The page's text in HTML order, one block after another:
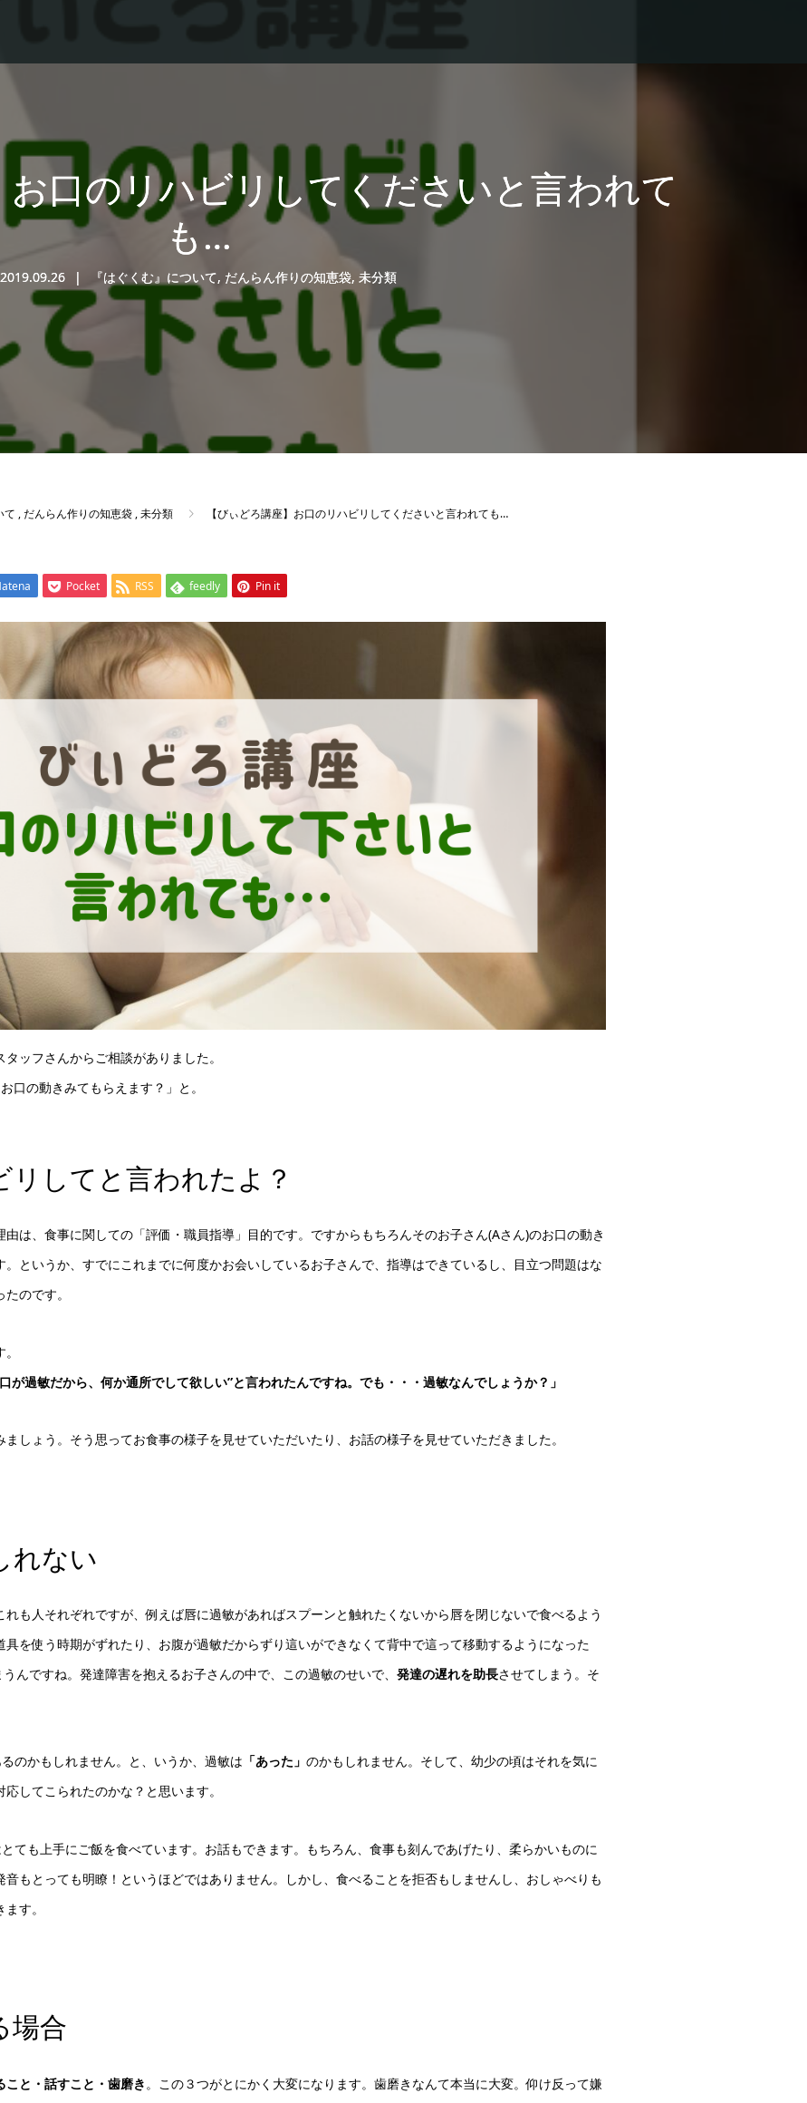
お口のリハビリしてくださいと言われて
も…
2019.09.26 『はぐくむ』について, だんらん作りの知恵袋, 未分類
て ,だんらん作りの知恵袋 ,未分類 【びぃどろ講座】お口のリハビリしてくださいと言われても…
Pocket RSS feedly Pin it
ッフさんからご相談がありました。
口の動きみてもらえます？」と。
リしてと言われたよ？
は、食事に関しての「評価・職員指導」目的です。ですからもちろんそのお子さん(Aさん)のお口の動き
というか、すでにこれまでに何度かお会いしているお子さんで、指導はできているし、目立つ問題はな
のです。
が過敏だから、何か通所でして欲しい”と言われたんですね。でも・・・過敏なんでしょうか？」
しょう。そう思ってお食事の様子を見せていただいたり、お話の様子を見せていただきました。
れない
も人それぞれですが、例えば唇に過敏があればスプーンと触れたくないから唇を閉じないで食べるよう
を使う時期がずれたり、お腹が過敏だからずり這いができなくて背中で這って移動するようになった
んですね。発達障害を抱えるお子さんの中で、この過敏のせいで、 発達の遅れを助長させてしまう。そ
のかもしれません。と、いうか、過敏は 「あった」 のかもしれません。そして、幼少の頃はそれを気に
してこられたのかな？と思います。
ても上手にご飯を食べています。お話もできます。もちろん、食事も刻んであげたり、柔らかいものに
もとっても明瞭！というほどではありません。しかし、食べることを拒否もしませんし、おしゃべりも
す。
場合
こと・話すこと・歯磨き 。この３つがとにかく大変になります。歯磨きなんて本当に大変。仰け反って嫌